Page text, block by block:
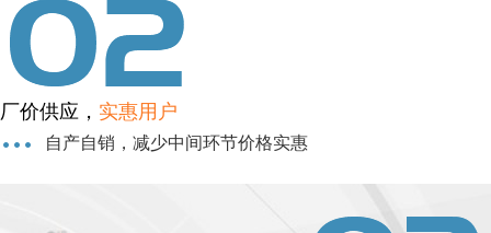
厂价供应， 实惠用户
自产自销，减少中间环节价格实惠